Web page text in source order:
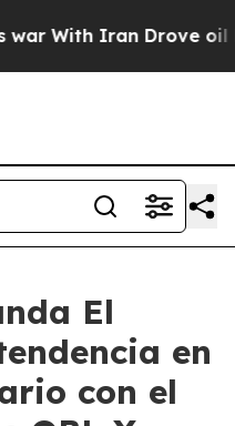
Iran Drove oil Prices
El
en
con el